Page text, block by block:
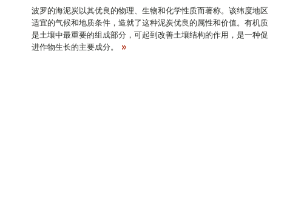
波罗的海泥炭以其优良的物理、生物和化学性质而著称。该纬度地区
适宜的气候和地质条件，造就了这种泥炭优良的属性和价值。有机质
是土壤中最重要的组成部分，可起到改善土壤结构的作用，是一种促
进作物生长的主要成分。